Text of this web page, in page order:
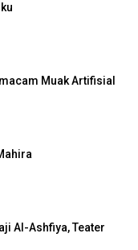
Muak Artifisial
Al-Ashfiya, Teater